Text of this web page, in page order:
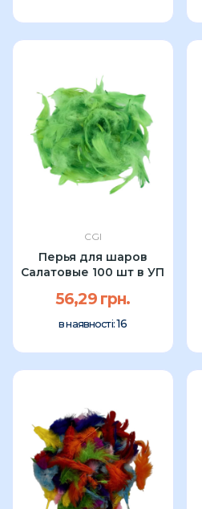
CGI
Перья для шаров
Салатовые 100 шт в УП
56,29 грн.
в наявності:16